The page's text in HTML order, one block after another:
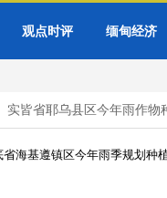
观点时评 缅甸经济
实皆省耶乌县区今年雨作物
省海基遵镇区今年雨季规划种